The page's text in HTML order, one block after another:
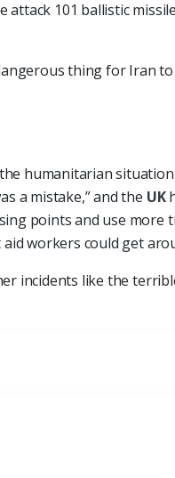
101 ballistic
thing for Iran to
humanitarian
a mistake,” and the UK
points and use more
workers could get
incidents like the